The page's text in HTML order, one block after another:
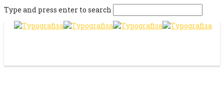
Type and press enter to search